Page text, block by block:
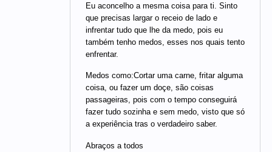
Eu aconcelho a mesma coisa para ti. Sinto
que precisas largar o receio de lado e
infrentar tudo que lhe da medo, pois eu
também tenho medos, esses nos quais tento
enfrentar.
Medos como:Cortar uma carne, fritar alguma
coisa, ou fazer um doçe, são coisas
passageiras, pois com o tempo conseguirá
fazer tudo sozinha e sem medo, visto que só
a experiência tras o verdadeiro saber.
Abraços a todos